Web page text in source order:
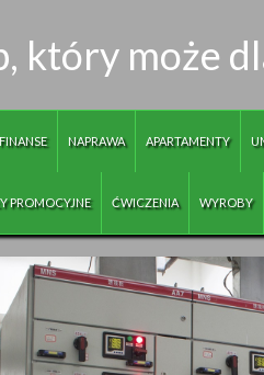
który może
FINANSE NAPRAWA APARTAMENTY
PROMOCYJNE ĆWICZENIA WYROBY